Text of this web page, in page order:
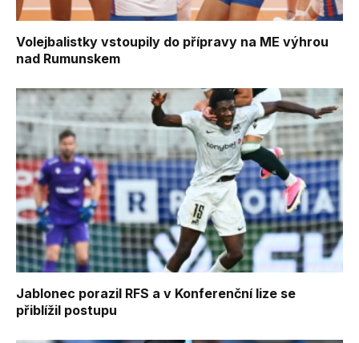
Volejbalistky vstoupily do přípravy na ME výhrou
nad Rumunskem
Jablonec porazil RFS a v Konferenční lize se
přiblížil postupu